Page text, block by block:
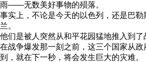
雨——无数美好事物的殒落。
事实上，不论是今天的以色列，还是巴
兰。
他们是被人突然从和平花园猛地推入到了
在战争爆发那一刻之前，这三个国家从
到，就在下一秒，将会发生巨大的灾难。